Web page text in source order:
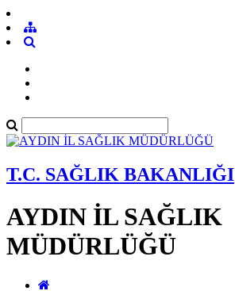
T.C. SAĞLIK BAKANLIĞI
AYDIN İL SAĞLIK
MÜDÜRLÜĞÜ